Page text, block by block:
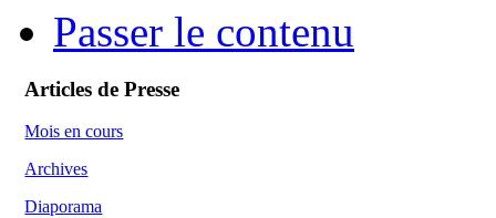
Passer le contenu
Articles de Presse
Mois en cours
Archives
Diaporama